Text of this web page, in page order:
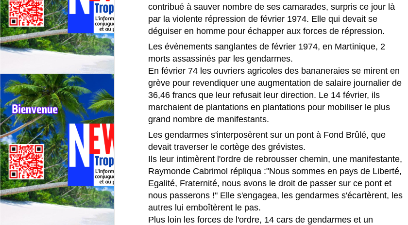
contribué à sauver nombre de ses camarades, surpris ce jour là
par la violente répression de février 1974. Elle qui devait se
déguiser en homme pour échapper aux forces de répression.
Les évènements sanglantes de février 1974, en Martinique, 2
morts assassinés par les gendarmes.
En février 74 les ouvriers agricoles des bananeraies se mirent en
grève pour revendiquer une augmentation de salaire journalier de
36,46 francs que leur refusait leur direction. Le 14 février, ils
marchaient de plantations en plantations pour mobiliser le plus
grand nombre de manifestants.
Les gendarmes s'interposèrent sur un pont à Fond Brûlé, que
devait traverser le cortège des grévistes.
Ils leur intimèrent l'ordre de rebrousser chemin, une manifestante,
Raymonde Cabrimol répliqua :"Nous sommes en pays de Liberté,
Egalité, Fraternité, nous avons le droit de passer sur ce pont et
nous passerons !" Elle s'engagea, les gendarmes s'écartèrent, les
autres lui emboîtèrent le pas.
Plus loin les forces de l'ordre, 14 cars de gendarmes et un
Dans un communiqué diffusé ce vendredi 10 juillet 2026, la famille du
journaliste martiniquais Hermann Rose‑Elie, rédacteur en chef à RCI
Guadeloupe depuis octobre 2025, a tenu à stopper la vague de
spéculations qui circule depuis plusieurs jours sur les réseaux sociaux.
JUL
11
MICHEL ALIBO : Le maître martiniquais de la basse
qui a révolutionné le son caribéen.
⭐ MICHEL ALIBO : Le maître martiniquais de la basse qui a
révolutionné le son caribéen.
Le bassiste et contrebassiste martiniquais Michel Alibo, né le 14 avril
1959 à Paris, il passe son enfance entre Martinique et Paris, fait partie
de ces architectes du son dont l’influence dépasse largement les
frontières des Antilles.
JUL
9
La Martinique: première région de l'outremer à
intégrer la CARICOM.
La Martinique entre dans la cour des grands : membre associé de la
CARICOM, un tournant historique pour l’île et pour la France dans la
Caraïbe.